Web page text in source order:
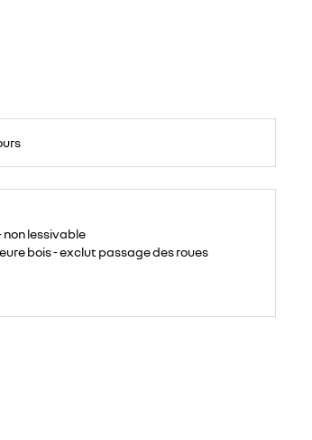
lessivable
bois - exclut passage des roues